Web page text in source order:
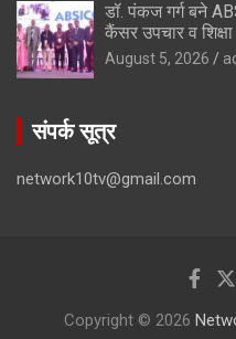
डॉ. पंकज गर्ग बने
कैंसर उपचार व
August 5, 2026
संपर्क सूत्र
network10tv@gmail.com
Copyright © 2026